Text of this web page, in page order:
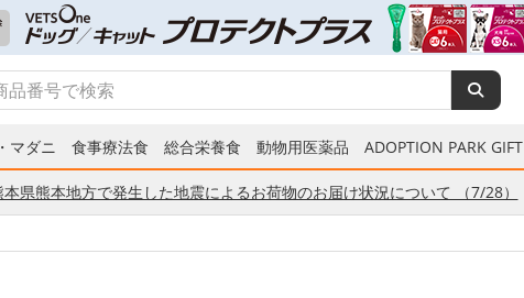
マダニ 食事療法食 総合栄養食 動物用医薬品 ADOPTION PARK GIFT
本県熊本地方で発生した地震によるお荷物のお届け状況について （7/28）